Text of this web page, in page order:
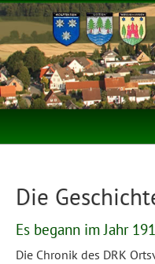
Die
Es begann im Jahr
Die Chronik des DRK